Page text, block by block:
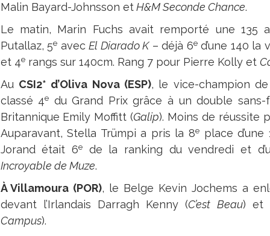
Malin Bayard-Johnsson etH&M Seconde Chance.
Le matin, Marin Fuchs avait remporté une 135
Putallaz, 5e avec El Diarado K– déjà 6ed’une 140 la
et 4erangs sur 140cm. Rang 7 pour Pierre Kolly et
Au CSI2* d’Oliva Nova (ESP), le vice-champion
classé 4e du Grand Prix grâce à un double
Britannique Emily Moffitt (Galip). Moins de réussite
Auparavant, Stella Trümpi a pris la 8e place
Jorand était 6ede la ranking du vendredi et
Incroyable de Muze.
À Villamoura (POR), le Belge Kevin Jochems a
devant l’Irlandais Darragh Kenny (C’est Beau) et
Campus).